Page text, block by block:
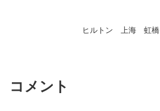
ヒルトン 上海 虹橋
コメント